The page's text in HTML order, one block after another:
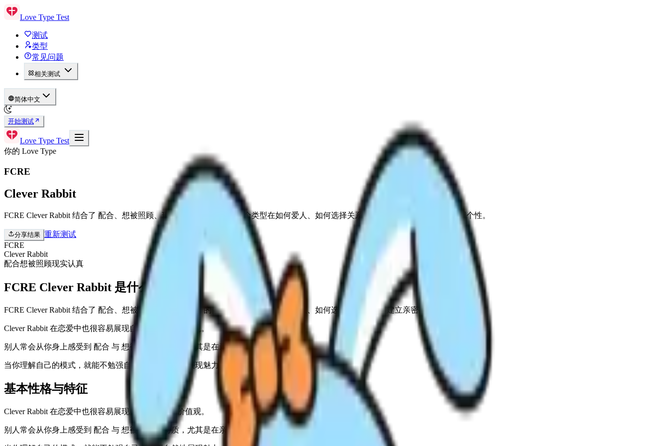
Love Type Test
测试
类型
常见问题
相关测试
简体中文
开始测试
Love Type Test
你的 Love Type
FCRE
Clever Rabbit
FCRE Clever Rabbit 结合了 配合、想被照顾、现实、认真 的倾向。这个类型在如何爱人、如何选择关系、如何建立亲密感上都有鲜明个性。
分享结果 重新测试
FCRE
Clever Rabbit
配合想被照顾现实认真
FCRE Clever Rabbit 是什么？
FCRE Clever Rabbit 结合了 配合、想被照顾、现实、认真 的倾向。这个类型在如何爱人、如何选择关系、如何建立亲密感上都有鲜明个性。
Clever Rabbit 在恋爱中也很容易展现自己的节奏和价值观。
别人常会从你身上感受到 配合 与 想被照顾 的特质，尤其是在亲密距离的拿捏上。
当你理解自己的模式，就能不勉强自己，也更自然地展现魅力。
基本性格与特征
Clever Rabbit 在恋爱中也很容易展现自己的节奏和价值观。
别人常会从你身上感受到 配合 与 想被照顾 的特质，尤其是在亲密距离的拿捏上。